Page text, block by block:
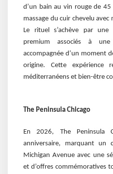
d’un bain au vin rouge de 45
massage du cuir chevelu
Le rituel s’achève par
premium associés à
accompagnée d’un moment
origine. Cette expérience
méditerranéens et bien-être
The Peninsula Chicago
En 2026, The Peninsula
anniversaire, marquant
Michigan Avenue avec une
et d’offres commémoratives